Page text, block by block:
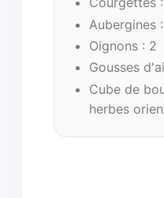
Aubergines
Oignons : 2
Gousses
Cube de
herbes